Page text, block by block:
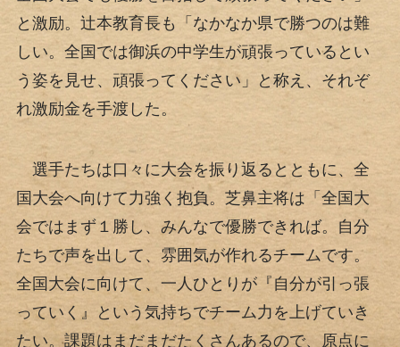
と激励。辻本教育長も「なかなか県で勝つのは難
しい。全国では御浜の中学生が頑張っているとい
う姿を見せ、頑張ってください」と称え、それぞ
れ激励金を手渡した。
選手たちは口々に大会を振り返るとともに、全
国大会へ向けて力強く抱負。芝鼻主将は「全国大
会ではまず１勝し、みんなで優勝できれば。自分
たちで声を出して、雰囲気が作れるチームです。
全国大会に向けて、一人ひとりが『自分が引っ張
っていく』という気持ちでチーム力を上げていき
たい。課題はまだまだたくさんあるので、原点に